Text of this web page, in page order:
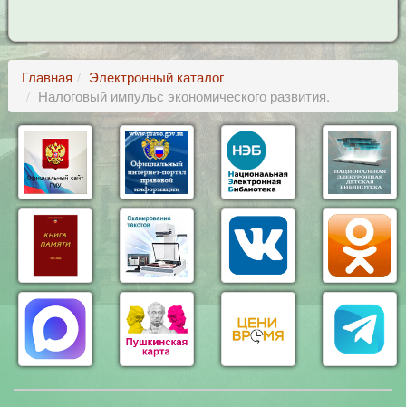
Главная
Электронный каталог
Налоговый импульс экономического развития.